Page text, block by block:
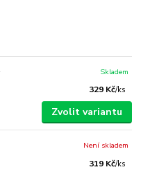
329 Kč/ks
Skladem
Zvolit variantu
319 Kč/ks
Není skladem